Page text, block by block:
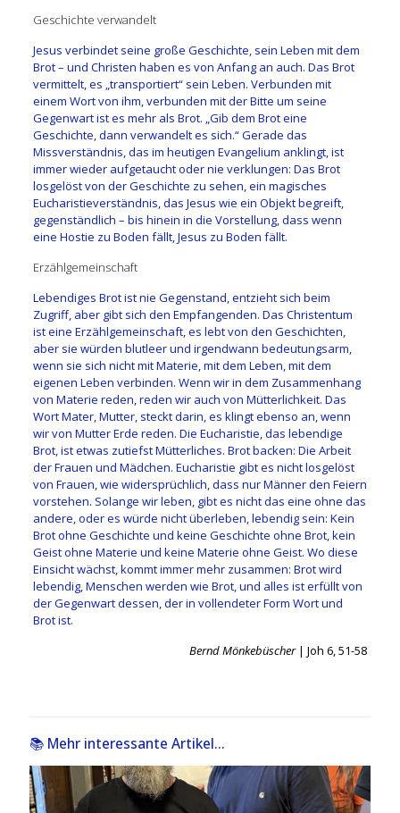
Geschichte verwandelt
Jesus verbindet seine große Geschichte, sein Leben mit dem
Brot – und Christen haben es von Anfang an auch. Das Brot
vermittelt, es „transportiert“ sein Leben. Verbunden mit
einem Wort von ihm, verbunden mit der Bitte um seine
Gegenwart ist es mehr als Brot. „Gib dem Brot eine
Geschichte, dann verwandelt es sich.“ Gerade das
Missverständnis, das im heutigen Evangelium anklingt, ist
immer wieder aufgetaucht oder nie verklungen: Das Brot
losgelöst von der Geschichte zu sehen, ein magisches
Eucharistieverständnis, das Jesus wie ein Objekt begreift,
gegenständlich – bis hinein in die Vorstellung, dass wenn
eine Hostie zu Boden fällt, Jesus zu Boden fällt.
Erzählgemeinschaft
Lebendiges Brot ist nie Gegenstand, entzieht sich beim
Zugriff, aber gibt sich den Empfangenden. Das Christentum
ist eine Erzählgemeinschaft, es lebt von den Geschichten,
aber sie würden blutleer und irgendwann bedeutungsarm,
wenn sie sich nicht mit Materie, mit dem Leben, mit dem
eigenen Leben verbinden. Wenn wir in dem Zusammenhang
von Materie reden, reden wir auch von Mütterlichkeit. Das
Wort Mater, Mutter, steckt darin, es klingt ebenso an, wenn
wir von Mutter Erde reden. Die Eucharistie, das lebendige
Brot, ist etwas zutiefst Mütterliches. Brot backen: Die Arbeit
der Frauen und Mädchen. Eucharistie gibt es nicht losgelöst
von Frauen, wie widersprüchlich, dass nur Männer den Feiern
vorstehen. Solange wir leben, gibt es nicht das eine ohne das
andere, oder es würde nicht überleben, lebendig sein: Kein
Brot ohne Geschichte und keine Geschichte ohne Brot, kein
Geist ohne Materie und keine Materie ohne Geist. Wo diese
Einsicht wächst, kommt immer mehr zusammen: Brot wird
lebendig, Menschen werden wie Brot, und alles ist erfüllt von
der Gegenwart dessen, der in vollendeter Form Wort und
Brot ist.
Bernd Mönkebüscher| Joh 6, 51-58
📚 Mehr interessante Artikel...